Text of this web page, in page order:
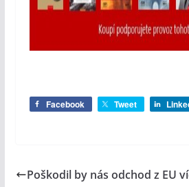
Facebook Tweet
Poškodil by nás odchod z EU